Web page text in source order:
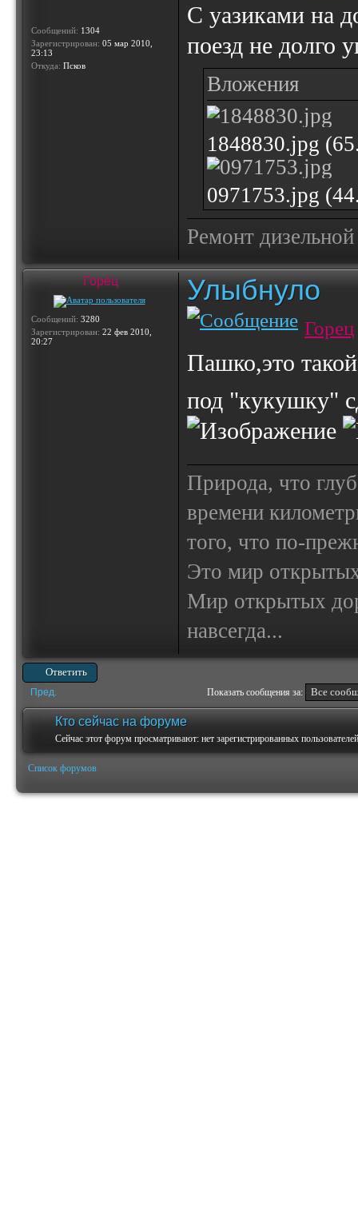
Сообщений: 1304
Зарегистрирован: 05 мар 2010,
23:13
Откуда: Псков
С уазиками на
поезд не долго
Вложения
1848830.jpg
0971753.jpg
Ремонт
Горец
Сообщений: 3280
Зарегистрирован: 22 фев 2010,
20:27
Улыбнуло
Горец
Пашко,это
под "кукушку"
Природа, что
времени
того, что по-
Это мир
Мир открытых
навсегда...
Ответить
Пред. Показать сообщения за:
Кто сейчас на форуме
Сейчас этот форум просматривают: нет зарегистрированных
Список форумов